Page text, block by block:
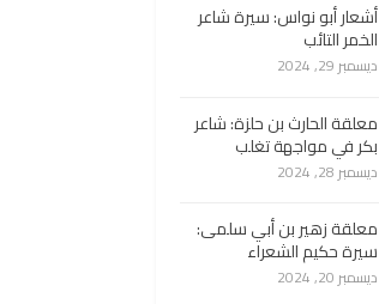
أشعار أبو نواس: سيرة شاعر
الخمر التائب
ديسمبر 29, 2024
معلقة الحارث بن حلزة: شاعر
بكر في مواجهة تغلب
ديسمبر 28, 2024
معلقة زهير بن أبي سلمى:
سيرة حكيم الشعراء
ديسمبر 20, 2024